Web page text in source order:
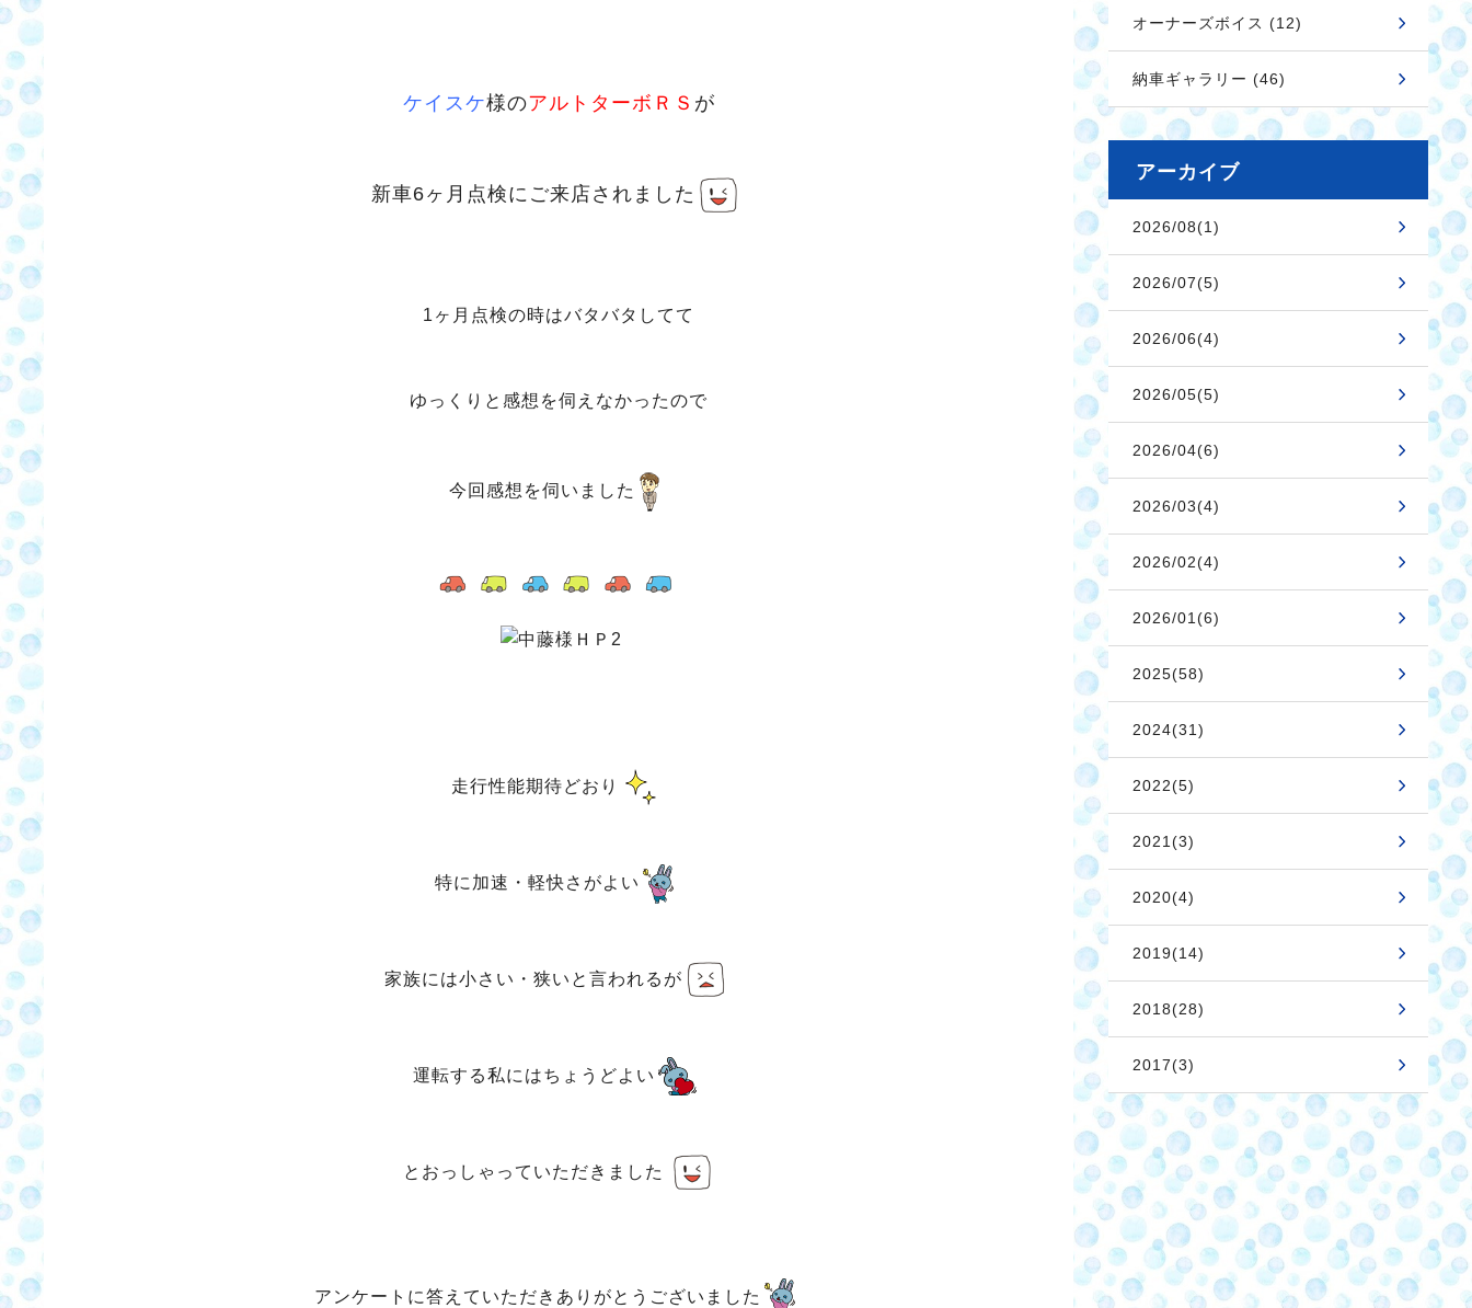
ケイスケ様のアルトターボＲＳ が
新車6ヶ月点検にご来店されました
1ヶ月点検の時はバタバタしてて
ゆっくりと感想を伺えなかったので
今回感想を伺いました
走行性能期待どおり
特に加速・軽快さがよい
家族には小さい・狭いと言われるが
運転する私にはちょうどよい
とおっしゃっていただきました
アンケートに答えていただきありがとうございました
オーナーズボイス (12)
納車ギャラリー (46)
アーカイブ
2026/08(1)
2026/07(5)
2026/06(4)
2026/05(5)
2026/04(6)
2026/03(4)
2026/02(4)
2026/01(6)
2025(58)
2024(31)
2022(5)
2021(3)
2020(4)
2019(14)
2018(28)
2017(3)